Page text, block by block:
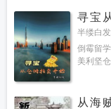
寻宝
半缕白
倒霉留
美利坚
从海